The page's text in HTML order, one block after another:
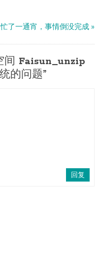
忙了一通宵，事情倒没完成 »
间 Faisun_unzip
的问题”
回复